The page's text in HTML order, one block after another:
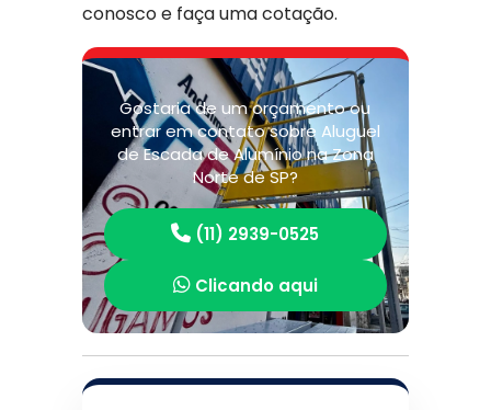
conosco e faça uma cotação.
Gostaria de um orçamento ou
entrar em contato sobre Aluguel
de Escada de Alumínio na Zona
Norte de SP?
(11) 2939-0525
Clicando aqui